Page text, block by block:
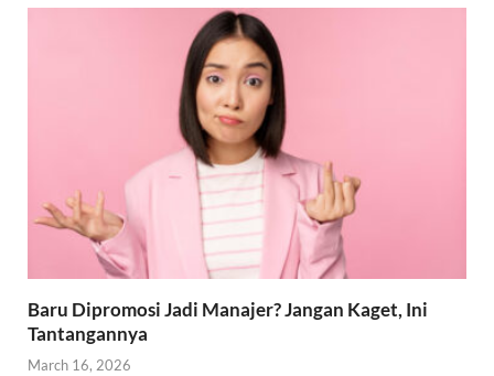
Baru Dipromosi Jadi Manajer? Jangan Kaget, Ini
Tantangannya
March 16, 2026